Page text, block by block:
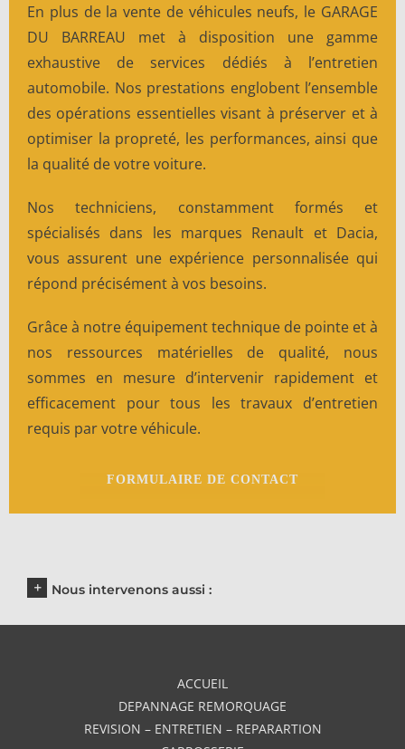
En plus de la vente de véhicules neufs, le GARAGE
DU BARREAU met à disposition une gamme
exhaustive de services dédiés à l’entretien
automobile. Nos prestations englobent l’ensemble
des opérations essentielles visant à préserver et à
optimiser la propreté, les performances, ainsi que
la qualité de votre voiture.
Nos techniciens, constamment formés et
spécialisés dans les marques Renault et Dacia,
vous assurent une expérience personnalisée qui
répond précisément à vos besoins.
Grâce à notre équipement technique de pointe et à
nos ressources matérielles de qualité, nous
sommes en mesure d’intervenir rapidement et
efficacement pour tous les travaux d’entretien
requis par votre véhicule.
FORMULAIRE DE CONTACT
Nous intervenons aussi :
ACCUEIL
DEPANNAGE REMORQUAGE
REVISION – ENTRETIEN – REPARARTION